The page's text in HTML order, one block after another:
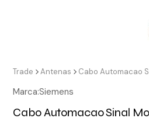
Trade Antenas
Marca:Siemens
Cabo Automacao Sinal